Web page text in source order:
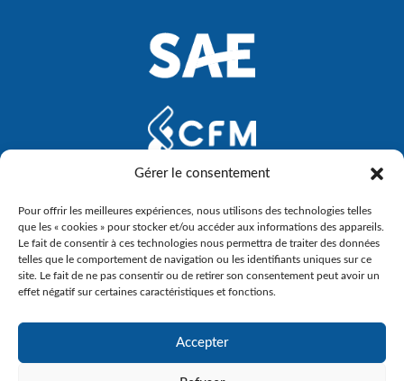
Gérer le consentement
Pour offrir les meilleures expériences, nous utilisons des technologies telles
que les « cookies » pour stocker et/ou accéder aux informations des appareils.
Le fait de consentir à ces technologies nous permettra de traiter des données
telles que le comportement de navigation ou les identifiants uniques sur ce
site. Le fait de ne pas consentir ou de retirer son consentement peut avoir un
effet négatif sur certaines caractéristiques et fonctions.
Accepter